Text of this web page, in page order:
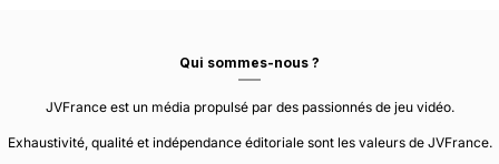
Qui sommes-nous ?
JVFrance est un média propulsé par des passionnés de jeu vidéo.
Exhaustivité, qualité et indépendance éditoriale sont les valeurs de JVFrance.